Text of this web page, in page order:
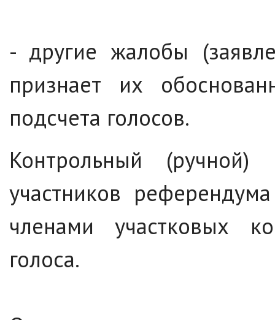
- другие жалобы
признает их
подсчета голосов.
Контрольный (ручной)
участников
членами участковых
голоса.